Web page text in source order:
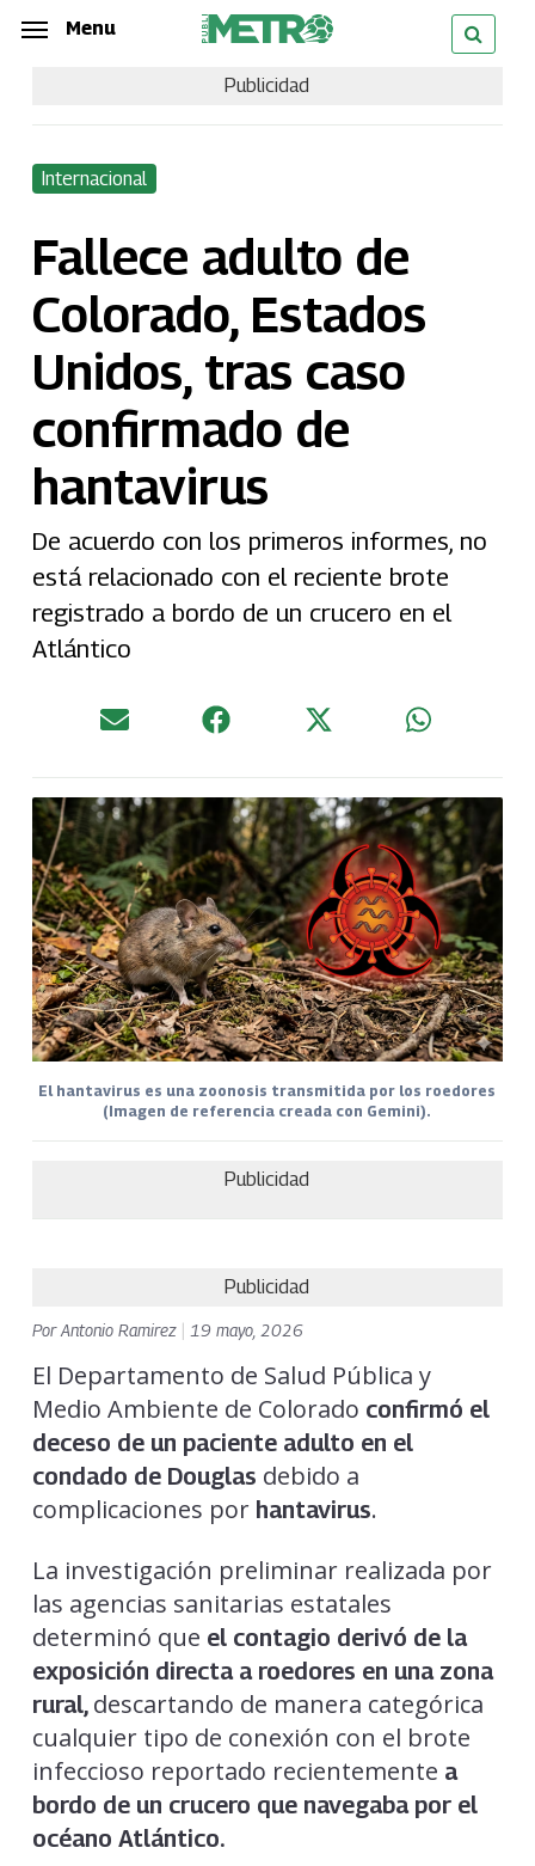
Skip
content
Menu
Publicidad
Internacional
Fallece adulto de
Colorado, Estados
Unidos, tras caso
confirmado de
hantavirus
De acuerdo con los primeros informes, no
está relacionado con el reciente brote
registrado a ​bordo de un crucero en el
Atlántico
El hantavirus es una zoonosis transmitida por los roedores
(Imagen de referencia creada con Gemini).
Publicidad
Publicidad
PorAntonio Ramirez 19 mayo, 2026
El Departamento de Salud Pública y
Medio Ambiente de Colorado confirmó el
deceso de un paciente adulto en el
condado de Douglas debido a
complicaciones por hantavirus.
La investigación preliminar realizada por
las agencias sanitarias estatales
determinó que el contagio derivó de la
exposición directa a roedores en una zona
rural, descartando de manera categórica
cualquier tipo de conexión con el brote
infeccioso reportado recientemente a
bordo de un crucero que navegaba por el
océano Atlántico.
Menu